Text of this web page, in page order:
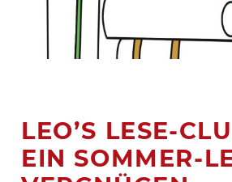
LEO’S LESE-
EIN SOMMER-